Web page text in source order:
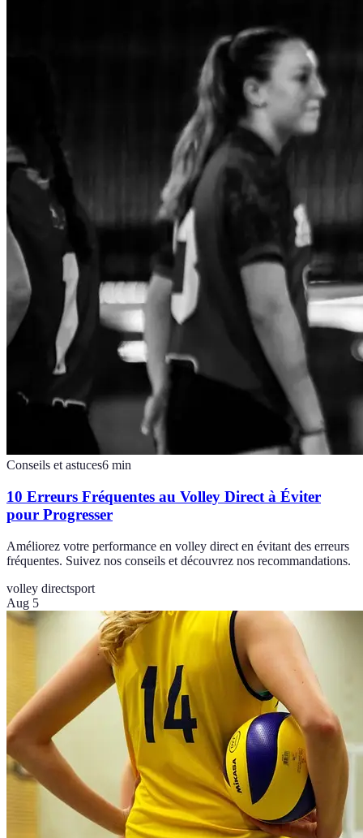
Conseils et astuces6 min
10 Erreurs Fréquentes au Volley Direct à Éviter
pour Progresser
Améliorez votre performance en volley direct en évitant des erreurs
fréquentes. Suivez nos conseils et découvrez nos recommandations.
volley directsport
Aug 5